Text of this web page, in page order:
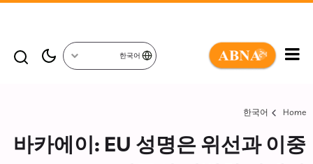
Home
한국어
바카에이: EU 성명은 위선과 이중